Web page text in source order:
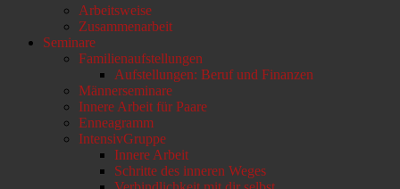
Arbeitsweise
Zusammenarbeit
Seminare
Familienaufstellungen
Aufstellungen: Beruf und Finanzen
Männerseminare
Innere Arbeit für Paare
Enneagramm
IntensivGruppe
Innere Arbeit
Schritte des inneren Weges